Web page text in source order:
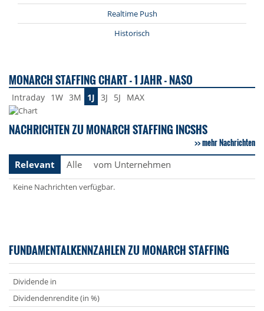
Realtime Push
Historisch
MONARCH STAFFING CHART - 1 JAHR - NASO
Intraday 1W 3M 1J 3J 5J MAX
NACHRICHTEN ZU MONARCH STAFFING INCSHS
mehr Nachrichten
Relevant
Alle vom Unternehmen
Keine Nachrichten verfügbar.
FUNDAMENTALKENNZAHLEN ZU MONARCH STAFFING
Dividende in
Dividendenrendite (in %)